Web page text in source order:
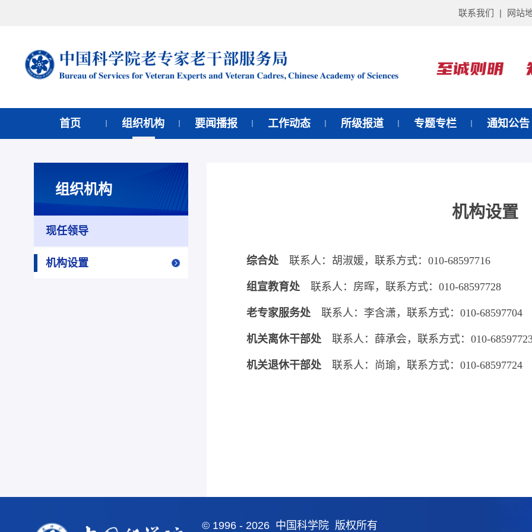
联系我们 | 网站
首页 组织机构 要闻播报 工作动态 所级报道 专题专栏 通知公告
组织机构
现任领导
机构设置
机构设置
综合处联系人：胡淑媛，联系方式：010-68597716
组宣教育处联系人：房晖，联系方式：010-68597728
老专家服务处联系人：李含潇，联系方式：010-68597704
机关离休干部处联系人：薛承会，联系方式：010-
机关退休干部处联系人：尚瑜，联系方式：010-68597724
© 1996 - 2026 中国科学院 版权所有